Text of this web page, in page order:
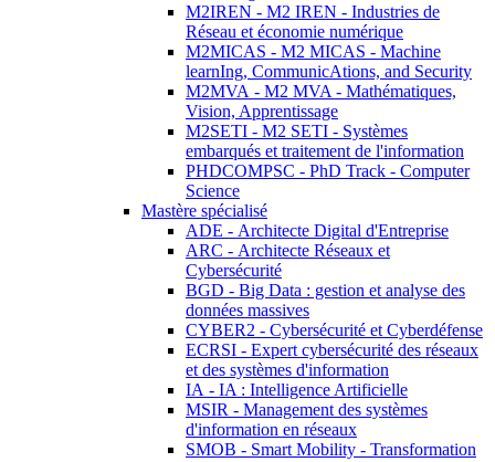
M2IREN - M2 IREN - Industries de
Réseau et économie numérique
M2MICAS - M2 MICAS - Machine
learnIng, CommunicAtions, and Security
M2MVA - M2 MVA - Mathématiques,
Vision, Apprentissage
M2SETI - M2 SETI - Systèmes
embarqués et traitement de l'information
PHDCOMPSC - PhD Track - Computer
Science
Mastère spécialisé
ADE - Architecte Digital d'Entreprise
ARC - Architecte Réseaux et
Cybersécurité
BGD - Big Data : gestion et analyse des
données massives
CYBER2 - Cybersécurité et Cyberdéfense
ECRSI - Expert cybersécurité des réseaux
et des systèmes d'information
IA - IA : Intelligence Artificielle
MSIR - Management des systèmes
d'information en réseaux
SMOB - Smart Mobility - Transformation